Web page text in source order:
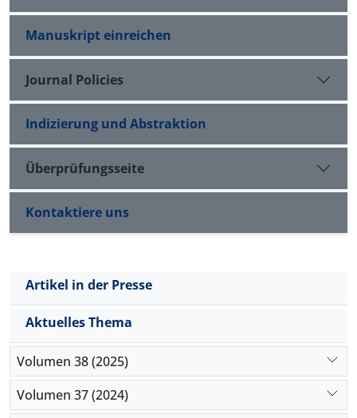
Manuskript einreichen
Journal Policies
Indizierung und Abstraktion
Überprüfungsseite
Kontaktiere uns
Artikel in der Presse
Aktuelles Thema
Volumen 38 (2025)
Volumen 37 (2024)